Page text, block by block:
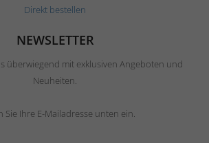
Direkt bestellen
NEWSLETTER
überwiegend mit exklusiven Angeboten und
Neuheiten.
Sie Ihre E-Mailadresse unten ein.